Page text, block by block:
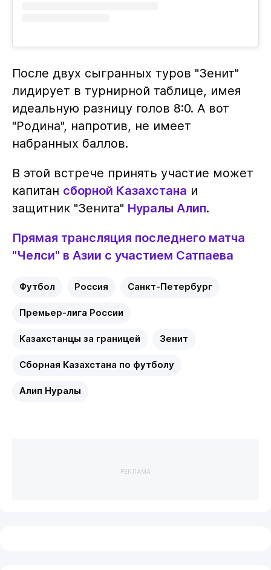
После двух сыгранных туров "Зенит"
лидирует в турнирной таблице, имея
идеальную разницу голов 8:0. А вот
"Родина", напротив, не имеет
набранных баллов.
В этой встрече принять участие может
капитан сборной Казахстана и
защитник "Зенита" Нуралы Алип.
Прямая трансляция последнего матча
"Челси" в Азии с участием Сатпаева
Футбол Россия Санкт-Петербург
Премьер-лига России
Казахстанцы за границей Зенит
Сборная Казахстана по футболу
Алип Нуралы
РЕКЛАМА